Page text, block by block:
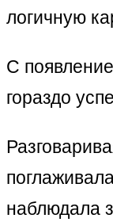
логичную
С
гораздо
наблюдала